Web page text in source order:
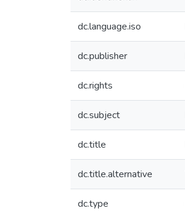
dc.language.iso
dc.publisher
dc.rights
dc.subject
dc.title
dc.title.alternative
dc.type